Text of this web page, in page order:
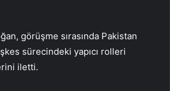
görüşme sırasında Pakistan
sürecindeki yapıcı rolleri
iletti.